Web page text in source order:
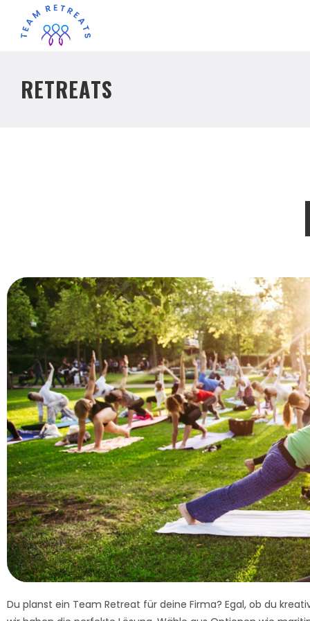
RETREATS
Du planst ein Team Retreat für deine Firma? Egal, ob du